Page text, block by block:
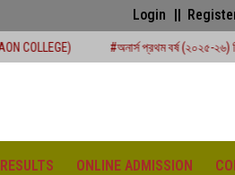
Login
#অনার্স প্রথম বর্ষ (২০২৫-২৬) শিক্ষাবর্ষে ২য় মেধাতালিকায়
RESULTS ONLINE ADMISSION